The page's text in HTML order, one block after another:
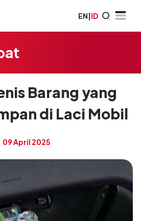
EN|ID
Barang yang
di Laci Mobil
09 April 2025